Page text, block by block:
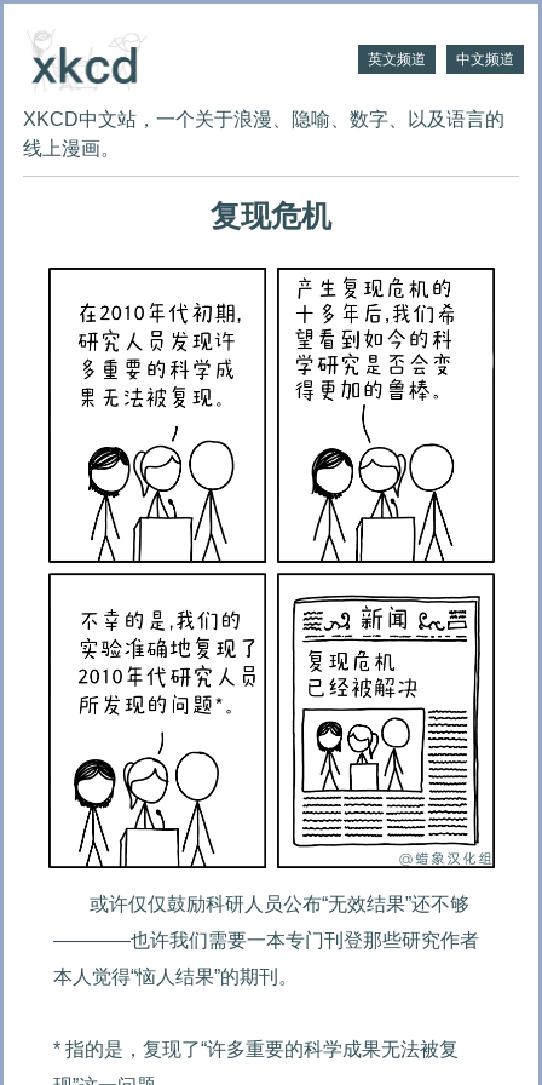
英文频道 中文频道
XKCD中文站，一个关于浪漫、隐喻、数字、以及语言的
线上漫画。
复现危机
或许仅仅鼓励科研人员公布“无效结果”还不够
————也许我们需要一本专门刊登那些研究作者
本人觉得“恼人结果”的期刊。
* 指的是，复现了“许多重要的科学成果无法被复